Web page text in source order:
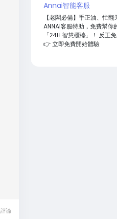
評論
Annai智能客服
【老闆必備】手正油、忙翻
ANNAI客服特助，免費幫你
「24H 智慧櫃檯」！ 反正
👉 立即免費開始體驗